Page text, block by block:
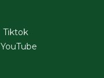
Tiktok
YouTube